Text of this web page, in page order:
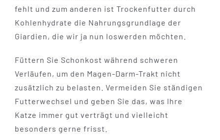
fehlt und zum anderen ist Trockenfutter durch
Kohlenhydrate die Nahrungsgrundlage der
Giardien, die wir ja nun loswerden möchten.
Füttern Sie Schonkost während schweren
Verläufen, um den Magen-Darm-Trakt nicht
zusätzlich zu belasten. Vermeiden Sie ständigen
Futterwechsel und geben Sie das, was Ihre
Katze immer gut verträgt und vielleicht
besonders gerne frisst.